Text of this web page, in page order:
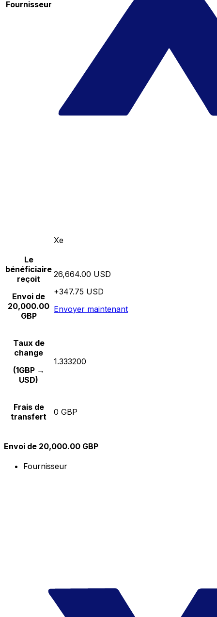
Fournisseur
Xe
Le
bénéficiaire
reçoit
Envoi de
20,000.00
GBP
26,664.00 USD
+347.75 USD
Envoyer maintenant
Taux de
change
(1GBP →
USD)
1.333200
Frais de
transfert
0 GBP
Envoi de 20,000.00 GBP
Fournisseur